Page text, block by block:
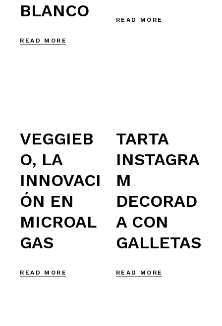
BLANCO
READ MORE
READ MORE
VEGGIEB
O, LA
INNOVACI
ÓN EN
MICROAL
GAS
READ MORE
TARTA
INSTAGRA
M
DECORAD
A CON
GALLETAS
READ MORE